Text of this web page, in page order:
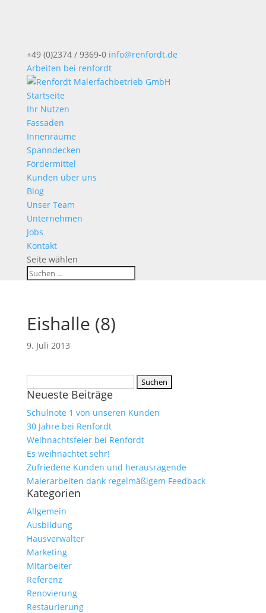
+49 (0)2374 / 9369-0 info@renfordt.de
Arbeiten bei renfordt
Startseite
Ihr Nutzen
Fassaden
Innenräume
Spanndecken
Fördermittel
Kunden über uns
Blog
Unser Team
Unternehmen
Jobs
Kontakt
Seite wählen
Eishalle (8)
9. Juli 2013
nach:
Neueste Beiträge
Schulnote 1 von unseren Kunden
30 Jahre bei Renfordt
Weihnachtsfeier bei Renfordt
Es weihnachtet sehr!
Zufriedene Kunden und herausragende
Malerarbeiten dank regelmäßigem Feedback
Kategorien
Allgemein
Ausbildung
Hausverwalter
Marketing
Mitarbeiter
Referenz
Renovierung
Restaurierung